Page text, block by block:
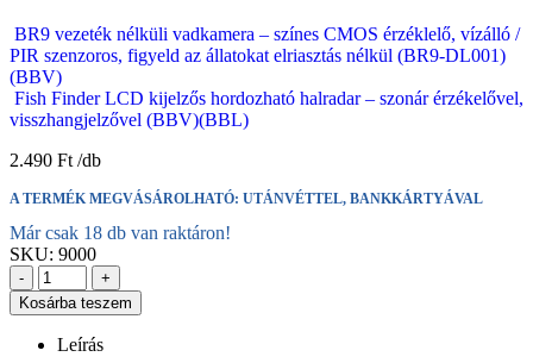
BR9 vezeték nélküli vadkamera – színes CMOS érzéklelő, vízálló /
PIR szenzoros, figyeld az állatokat elriasztás nélkül (BR9-DL001)
(BBV)
Fish Finder LCD kijelzős hordozható halradar – szonár érzékelővel,
visszhangjelzővel (BBV)(BBL)
2.490 Ft
A TERMÉK MEGVÁSÁROLHATÓ: UTÁNVÉTTEL, BANKKÁRTYÁVAL
Már csak 18 db van raktáron!
SKU: 9000
-
+
Kosárba teszem
Leírás